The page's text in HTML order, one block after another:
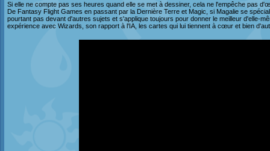
Si elle ne compte pas ses heures quand elle se met à dessiner, cela ne l'empêche pas
De Fantasy Flight Games en passant par la Dernière Terre et Magic, si Magalie se
pourtant pas devant d'autres sujets et s'applique toujours pour donner le meilleur d'elle-
expérience avec Wizards, son rapport à l'IA, les cartes qui lui tiennent à cœur et bien